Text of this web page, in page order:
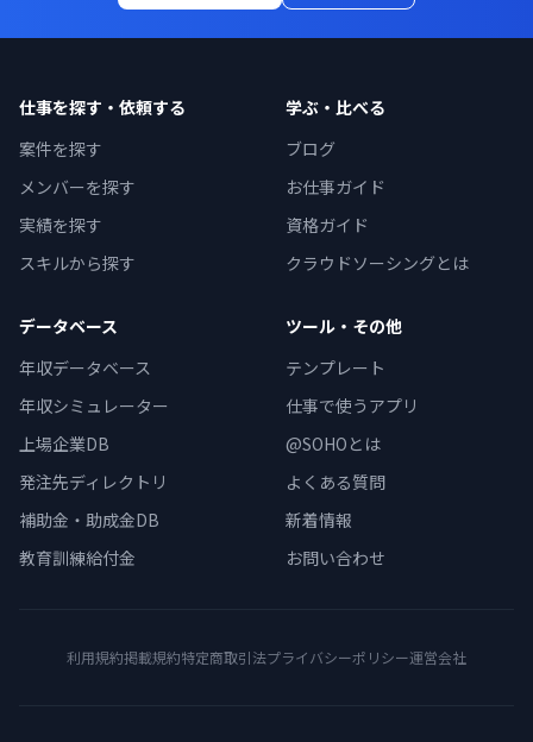
仕事を探す・依頼する
案件を探す
メンバーを探す
実績を探す
スキルから探す
学ぶ・比べる
ブログ
お仕事ガイド
資格ガイド
クラウドソーシングとは
データベース
年収データベース
年収シミュレーター
上場企業DB
発注先ディレクトリ
補助金・助成金DB
教育訓練給付金
ツール・その他
テンプレート
仕事で使うアプリ
@SOHOとは
よくある質問
新着情報
お問い合わせ
利用規約掲載規約特定商取引法プライバシーポリシー運営会社